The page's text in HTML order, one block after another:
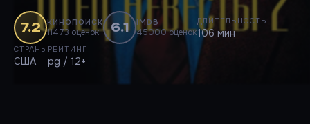
7.2 КИНОПОИСК
11473 оценок 6.1 IMDB
45000 оценок
ДЛИТЕЛЬНОСТЬ
106 мин
СТРАНЫ
США
РЕЙТИНГ
pg / 12+